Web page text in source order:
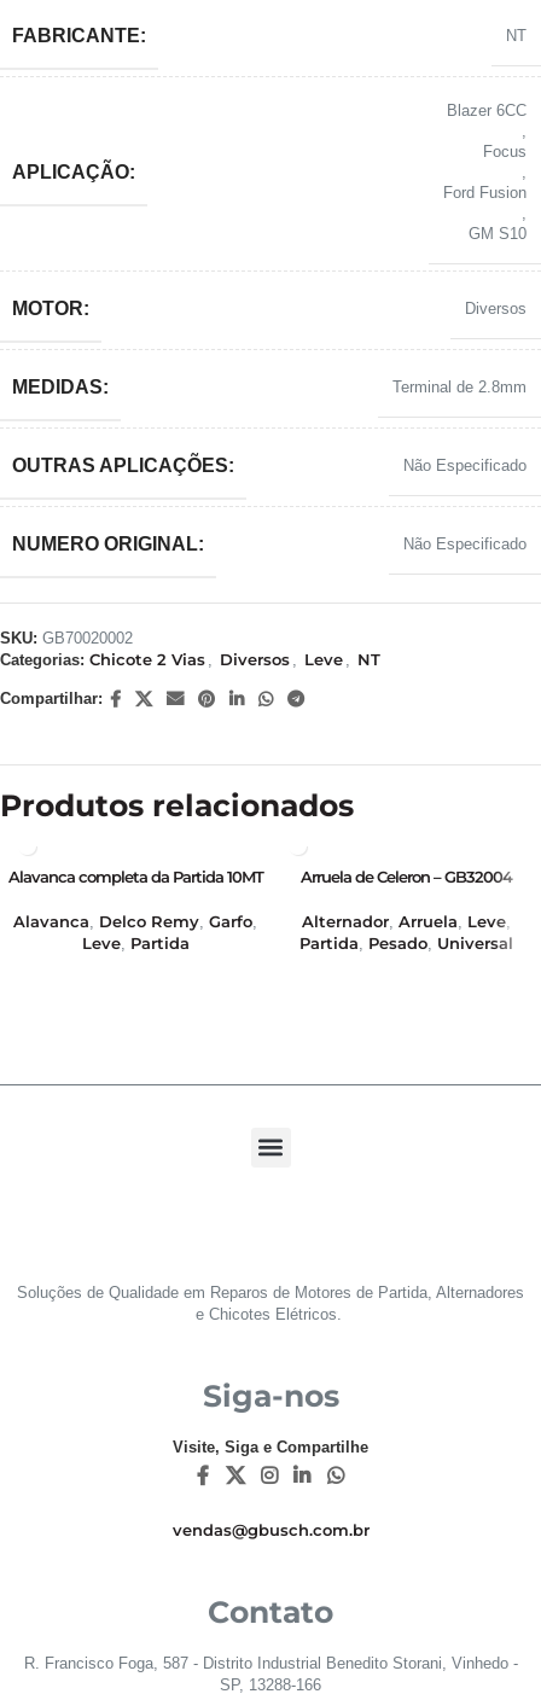
FABRICANTE: NT
APLICAÇÃO:
Blazer 6CC
Focus
Ford Fusion
GM S10
MOTOR: Diversos
MEDIDAS: Terminal de 2.8mm
OUTRAS APLICAÇÕES: Não Especificado
NUMERO ORIGINAL: Não Especificado
SKU: GB70020002
Categorias: Chicote 2 Vias Diversos Leve NT
Compartilhar:
Produtos relacionados
Alavanca completa da Partida 10MT
Alavanca, Delco Remy, Garfo,
Leve, Partida
Arruela de Celeron – GB32004
Alternador, Arruela Leve,
Partida Pesado, Universal
Soluções de Qualidade em Reparos de Motores de Partida, Alternadores
e Chicotes Elétricos.
Siga-nos
Visite, Siga e Compartilhe
vendas@gbusch.com.br
Contato
R. Francisco Foga, 587 - Distrito Industrial Benedito Storani, Vinhedo -
SP, 13288-166